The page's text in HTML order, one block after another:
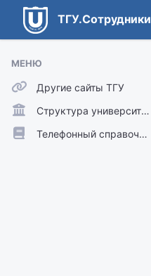
ТГУ.Сотрудники
МЕНЮ
Другие сайты ТГУ
ТГУ.Аккаунты
ТГУ.Расписание
Структура университета
Телефонный справочник